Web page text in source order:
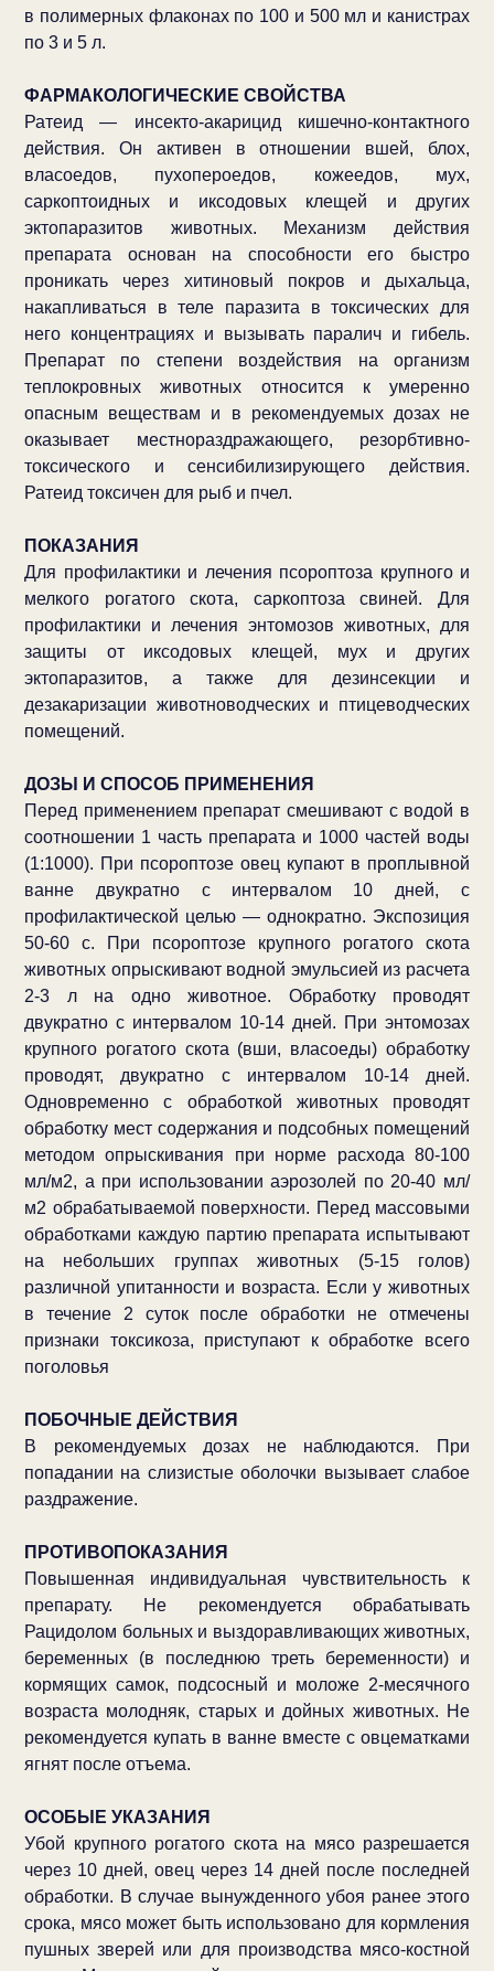
в полимерных флаконах по 100 и 500 мл и канистрах
по 3 и 5 л.
ФАРМАКОЛОГИЧЕСКИЕ СВОЙСТВА
Ратеид — инсекто-акарицид кишечно-контактного
действия. Он активен в отношении вшей, блох,
власоедов, пухопероедов, кожеедов, мух,
саркоптоидных и иксодовых клещей и других
эктопаразитов животных. Механизм действия
препарата основан на способности его быстро
проникать через хитиновый покров и дыхальца,
накапливаться в теле паразита в токсических для
него концентрациях и вызывать паралич и гибель.
Препарат по степени воздействия на организм
теплокровных животных относится к умеренно
опасным веществам и в рекомендуемых дозах не
оказывает местнораздражающего, резорбтивно-
токсического и сенсибилизирующего действия.
Ратеид токсичен для рыб и пчел.
ПОКАЗАНИЯ
Для профилактики и лечения псороптоза крупного и
мелкого рогатого скота, саркоптоза свиней. Для
профилактики и лечения энтомозов животных, для
защиты от иксодовых клещей, мух и других
эктопаразитов, а также для дезинсекции и
дезакаризации животноводческих и птицеводческих
помещений.
ДОЗЫ И СПОСОБ ПРИМЕНЕНИЯ
Перед применением препарат смешивают с водой в
соотношении 1 часть препарата и 1000 частей воды
(1:1000). При псороптозе овец купают в проплывной
ванне двукратно с интервалом 10 дней, с
профилактической целью — однократно. Экспозиция
50-60 с. При псороптозе крупного рогатого скота
животных опрыскивают водной эмульсией из расчета
2-3 л на одно животное. Обработку проводят
двукратно с интервалом 10-14 дней. При энтомозах
крупного рогатого скота (вши, власоеды) обработку
проводят, двукратно с интервалом 10-14 дней.
Одновременно с обработкой животных проводят
обработку мест содержания и подсобных помещений
методом опрыскивания при норме расхода 80-100
мл/м2, а при использовании аэрозолей по 20-40 мл/
м2 обрабатываемой поверхности. Перед массовыми
обработками каждую партию препарата испытывают
на небольших группах животных (5-15 голов)
различной упитанности и возраста. Если у животных
в течение 2 суток после обработки не отмечены
признаки токсикоза, приступают к обработке всего
поголовья
ПОБОЧНЫЕ ДЕЙСТВИЯ
В рекомендуемых дозах не наблюдаются. При
попадании на слизистые оболочки вызывает слабое
раздражение.
ПРОТИВОПОКАЗАНИЯ
Повышенная индивидуальная чувствительность к
препарату. Не рекомендуется обрабатывать
Рацидолом больных и выздоравливающих животных,
беременных (в последнюю треть беременности) и
кормящих самок, подсосный и моложе 2-месячного
возраста молодняк, старых и дойных животных. Не
рекомендуется купать в ванне вместе с овцематками
ягнят после отъема.
ОСОБЫЕ УКАЗАНИЯ
Убой крупного рогатого скота на мясо разрешается
через 10 дней, овец через 14 дней после последней
обработки. В случае вынужденного убоя ранее этого
срока, мясо может быть использовано для кормления
пушных зверей или для производства мясо-костной